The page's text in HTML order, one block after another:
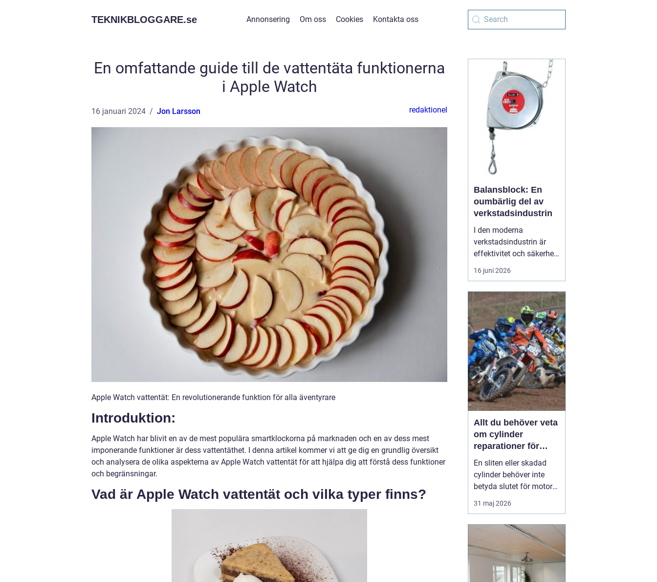
TEKNIKBLOGGARE.se Annonsering Om oss Cookies Kontakta oss
En omfattande guide till de vattentäta funktionerna
i Apple Watch
16 januari 2024 Jon Larsson redaktionel
Apple Watch vattentät: En revolutionerande funktion för alla äventyrare
Introduktion:
Apple Watch har blivit en av de mest populära smartklockorna på marknaden och en av dess mest
imponerande funktioner är dess vattentäthet. I denna artikel kommer vi att ge dig en grundlig översikt
och analysera de olika aspekterna av Apple Watch vattentät för att hjälpa dig att förstå dess funktioner
och begränsningar.
Vad är Apple Watch vattentät och vilka typer finns?
Balansblock: En
oumbärlig del av
verkstadsindustrin
I den moderna
verkstadsindustrin är
effektivitet och säkerhet
grundpelare som inte får
komprometteras. För
tunga verktyg och
maskiner är det
avgörande att ha rätt
hjälpmedel fö...
16 juni 2026
Allt du behöver veta
om cylinder
reparationer för
motorcyklar och
snöskotrar
En sliten eller skadad
cylinder behöver inte
betyda slutet för motorn.
Med rätt kunskap,
noggrann felsökning och
det ofta att rädda även
hårt drabbade motorer.
För den som kör
motocross, enduro eller
31 maj 2026